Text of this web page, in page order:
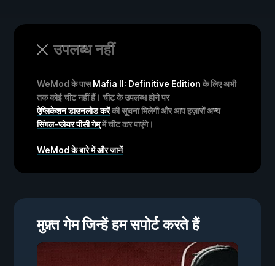
उपलब्ध नहीं
WeMod के पासMafia II: Definitive Edition के लिए अभी
तक कोई चीट नहीं हैं। चीट के उपलब्ध होने पर
ऐप्लिकेशन डाउनलोड करेंकी सूचना मिलेगी और आप हज़ारों अन्य
सिंगल-प्लेयर पीसी गेम्में चीट कर पाएंगे।
WeMod के बारे में और जानें
मुफ़्त गेम जिन्हें हम सपोर्ट करते हैं